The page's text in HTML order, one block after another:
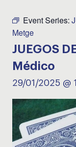
Event Series:
Metge
JUEGOS
Médico
29/01/2025 @